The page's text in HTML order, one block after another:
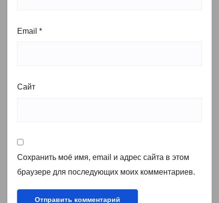
Email *
Сайт
Сохранить моё имя, email и адрес сайта в этом
браузере для последующих моих комментариев.